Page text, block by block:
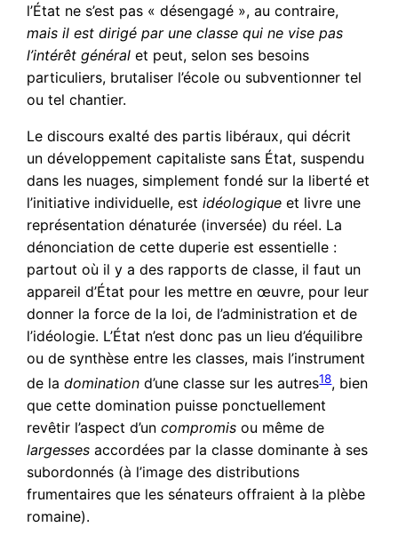
l’État ne s’est pas « désengagé », au contraire,
mais il est dirigé par une classe qui ne vise pas
l’intérêt généralet peut, selon ses besoins
particuliers, brutaliser l’école ou subventionner tel
ou tel chantier.
Le discours exalté des partis libéraux, qui décrit
un développement capitaliste sans État, suspendu
dans les nuages, simplement fondé sur la liberté et
l’initiative individuelle, estidéologique et livre une
représentation dénaturée (inversée) du réel. La
dénonciation de cette duperie est essentielle :
partout où il y a des rapports de classe, il faut un
appareil d’État pour les mettre en œuvre, pour leur
donner la force de la loi, de l’administration et de
l’idéologie. L’État n’est donc pas un lieu d’équilibre
ou de synthèse entre les classes, mais l’instrument
de ladomination d’une classe sur les autres18, bien
que cette domination puisse ponctuellement
revêtir l’aspect d’uncompromisou même de
largesses accordées par la classe dominante à ses
subordonnés (à l’image des distributions
frumentaires que les sénateurs offraient à la plèbe
romaine).